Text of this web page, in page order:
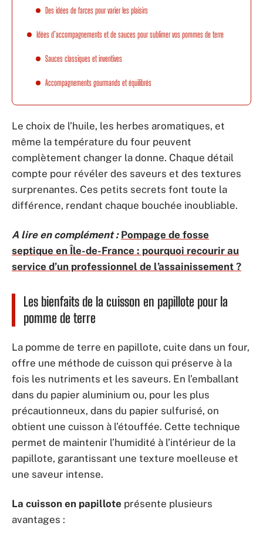
Des idées de farces pour varier les plaisirs
Idées d’accompagnements et de sauces pour sublimer vos pommes de terre
Sauces classiques et inventives
Accompagnements gourmands et équilibrés
Le choix de l’huile, les herbes aromatiques, et
même la température du four peuvent
complètement changer la donne. Chaque détail
compte pour révéler des saveurs et des textures
surprenantes. Ces petits secrets font toute la
différence, rendant chaque bouchée inoubliable.
A lire en complément : Pompage de fosse
septique en Île-de-France : pourquoi recourir au
service d’un professionnel de l’assainissement ?
Les bienfaits de la cuisson en papillote pour la
pomme de terre
La pomme de terre en papillote, cuite dans un four,
offre une méthode de cuisson qui préserve à la
fois les nutriments et les saveurs. En l’emballant
dans du papier aluminium ou, pour les plus
précautionneux, dans du papier sulfurisé, on
obtient une cuisson à l’étouffée. Cette technique
permet de maintenir l’humidité à l’intérieur de la
papillote, garantissant une texture moelleuse et
une saveur intense.
La cuisson en papillote présente plusieurs
avantages :